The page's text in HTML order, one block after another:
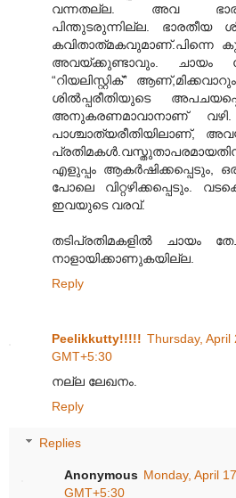
വന്നതല്ല. അവ
പിന്തുടരുന്നില്ല. ഭാരതീയ
കവിതാത്‍മകവുമാണ്.പിന്നെ
അവയ്ക്കുണ്ടാവും. ചായം
“റിയലിസ്റ്റിക്”
ശില്‍പ്പരീതിയുടെ
അനുകരണമാവാനാണ്
പാശ്ചാത്യരീതിയിലാണ്,
എളുപ്പം ആകര്‍ഷിക്കപ്പെടും, ഒരു
പോലെ വിറ്റഴിക്കപ്പെടും.
ഇവയുടെ വരവ്.
തടിപ്രതിമകളില്‍ ചായം
നാളായിക്കാണുകയില്ല.
Reply
Peelikkutty!!!!! Thursday, April
GMT+5:30
നല്ല ലേഖനം.
Reply
Replies
Anonymous Monday, April
GMT+5:30